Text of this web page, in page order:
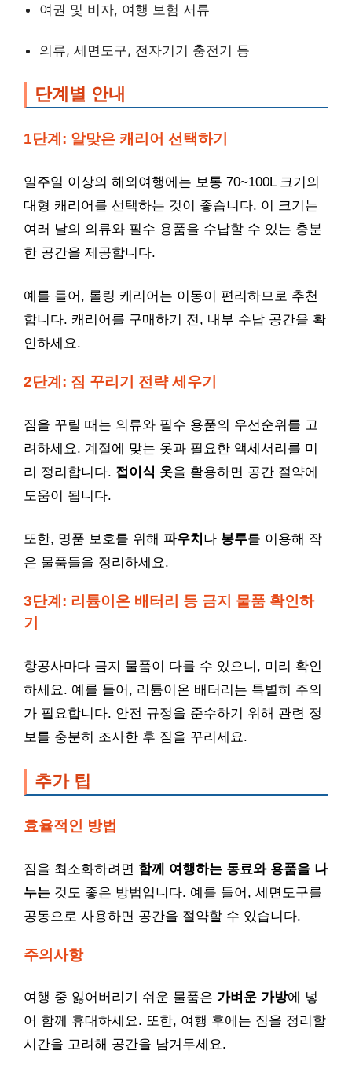
여권 및 비자, 여행 보험 서류
의류, 세면도구, 전자기기 충전기 등
단계별 안내
1단계: 알맞은 캐리어 선택하기
일주일 이상의 해외여행에는 보통 70~100L 크기의
대형 캐리어를 선택하는 것이 좋습니다. 이 크기는
여러 날의 의류와 필수 용품을 수납할 수 있는 충분
한 공간을 제공합니다.
예를 들어, 롤링 캐리어는 이동이 편리하므로 추천
합니다. 캐리어를 구매하기 전, 내부 수납 공간을 확
인하세요.
2단계: 짐 꾸리기 전략 세우기
짐을 꾸릴 때는 의류와 필수 용품의 우선순위를 고
려하세요. 계절에 맞는 옷과 필요한 액세서리를 미
리 정리합니다. 접이식 옷을 활용하면 공간 절약에
도움이 됩니다.
또한, 명품 보호를 위해 파우치 나 봉투를 이용해 작
은 물품들을 정리하세요.
3단계: 리튬이온 배터리 등 금지 물품 확인하
기
항공사마다 금지 물품이 다를 수 있으니, 미리 확인
하세요. 예를 들어, 리튬이온 배터리는 특별히 주의
가 필요합니다. 안전 규정을 준수하기 위해 관련 정
보를 충분히 조사한 후 짐을 꾸리세요.
추가 팁
효율적인 방법
짐을 최소화하려면 함께 여행하는 동료와 용품을 나
누는 것도 좋은 방법입니다. 예를 들어, 세면도구를
공동으로 사용하면 공간을 절약할 수 있습니다.
주의사항
여행 중 잃어버리기 쉬운 물품은 가벼운 가방에 넣
어 함께 휴대하세요. 또한, 여행 후에는 짐을 정리할
시간을 고려해 공간을 남겨두세요.